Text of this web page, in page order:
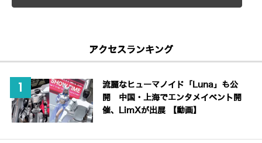
アクセスランキング
流麗なヒューマノイド「Luna」も公
開 中国・上海でエンタメイベント開
催、LimXが出展 【動画】